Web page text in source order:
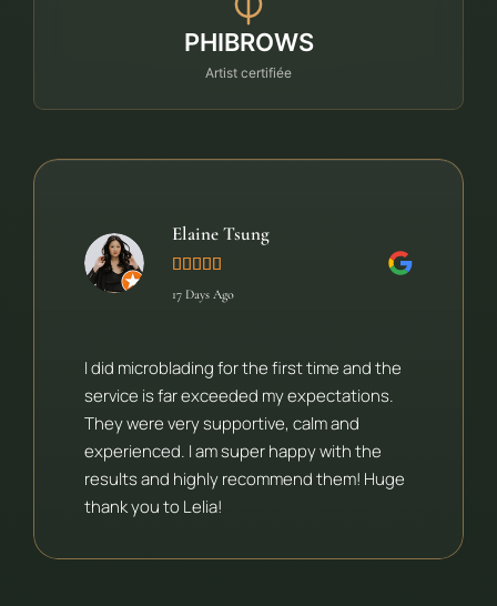
PHIBROWS
Artist certifiée
Elaine Tsung
    
17 Days Ago
I did microblading for the first time and the
service is far exceeded my expectations.
They were very supportive, calm and
experienced. I am super happy with the
results and highly recommend them! Huge
thank you to Lelia!